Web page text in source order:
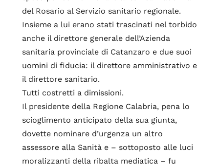
del Rosario al Servizio sanitario regionale.
Insieme a lui erano stati trascinati nel torbido
anche il direttore generale dell’Azienda
sanitaria provinciale di Catanzaro e due suoi
uomini di fiducia: il direttore amministrativo e
il direttore sanitario.
Tutti costretti a dimissioni.
Il presidente della Regione Calabria, pena lo
scioglimento anticipato della sua giunta,
dovette nominare d’urgenza un altro
assessore alla Sanità e – sottoposto alle luci
moralizzanti della ribalta mediatica – fu